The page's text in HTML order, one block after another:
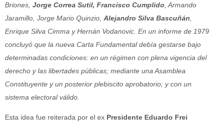
Briones, Jorge Correa Sutil, Francisco Cumplido , Armando
Jaramillo, Jorge Mario Quinzio, Alejandro Silva Bascuñán
Enrique Silva Cimma y Hernán Vodanovic. En un informe de 1979
concluyó que la nueva Carta Fundamental debía gestarse bajo
determinadas condiciones: en un régimen con plena vigencia del
derecho y las libertades públicas; mediante una Asamblea
Constituyente y un posterior plebiscito aprobatorio; y con un
sistema electoral válido.
Esta idea fue reiterada por el ex Presidente Eduardo Frei